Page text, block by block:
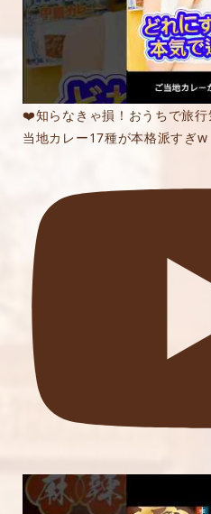
❤️知らなきゃ損！おうちで旅
当地カレー17種が本格派すぎw